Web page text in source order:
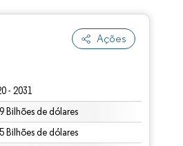
Ações
- 2031
Bilhões de dólares
Bilhões de dólares